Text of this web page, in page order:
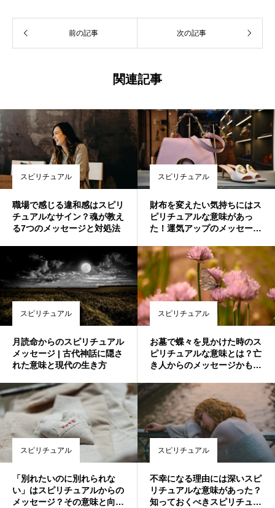
前の記事 次の記事
関連記事
スピリチュアル
職場で感じる違和感はスピリ
チュアルなサイン？魂が教え
る7つのメッセージと対処法
スピリチュアル
財布を変えたい気持ちにはス
ピリチュアルな意味があっ
た！運気アップのメッセージ
スピリチュアル
月読命からのスピリチュアル
メッセージ | 古代神話に隠さ
れた意味と現代の生き方
スピリチュアル
お墓で蝶々を見かけた時のス
ピリチュアルな意味とは？亡
き人からのメッセージかもし
スピリチュアル
「別れたいのに別れられな
い」はスピリチュアルからの
メッセージ？その意味と向き
スピリチュアル
不幸になる理由には深いスピ
リチュアルな意味があった？
知っておくべきスピリチュア